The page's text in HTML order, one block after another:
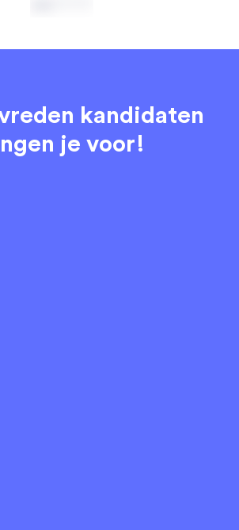
kandidaten
je voor!